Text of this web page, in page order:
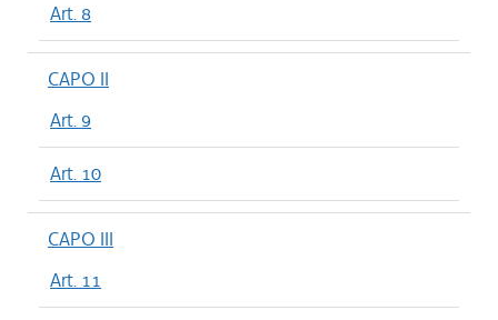
Art. 8
CAPO II
Art. 9
Art. 10
CAPO III
Art. 11